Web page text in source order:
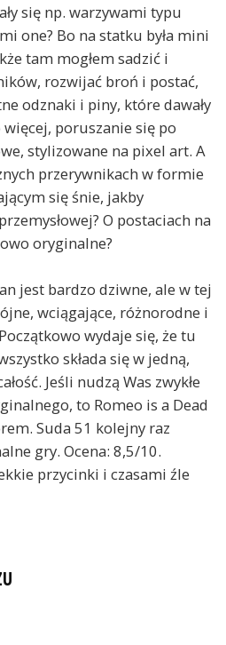
się np. warzywami typu
one? Bo na statku była mini
tam mogłem sadzić i
rozwijać broń i postać,
odznaki i piny, które dawały
poruszanie się po
stylizowane na pixel art. A
przerywnikach w formie
się śnie, jakby
O postaciach na
oryginalne?
jest bardzo dziwne, ale w tej
wciągające, różnorodne i
wydaje się, że tu
składa się w jedną,
Jeśli nudzą Was zwykłe
to Romeo is a Dead
Suda 51 kolejny raz
gry. Ocena: 8,5/10.
przycinki i czasami źle